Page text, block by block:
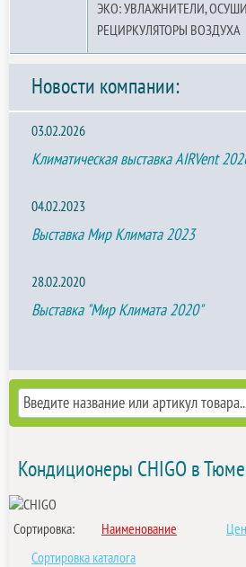
ЭКО: УВЛАЖНИТЕЛИ,
РЕЦИРКУЛЯТОРЫ ВОЗДУХА
Новости компании:
03.02.2026
Климатическая выставка AIRVent
04.02.2023
Выставка Мир Климата 2023
28.02.2020
Выставка "Мир Климата 2020"
Кондиционеры CHIGO в
Сортировка: Наименование
Сортировка каталога